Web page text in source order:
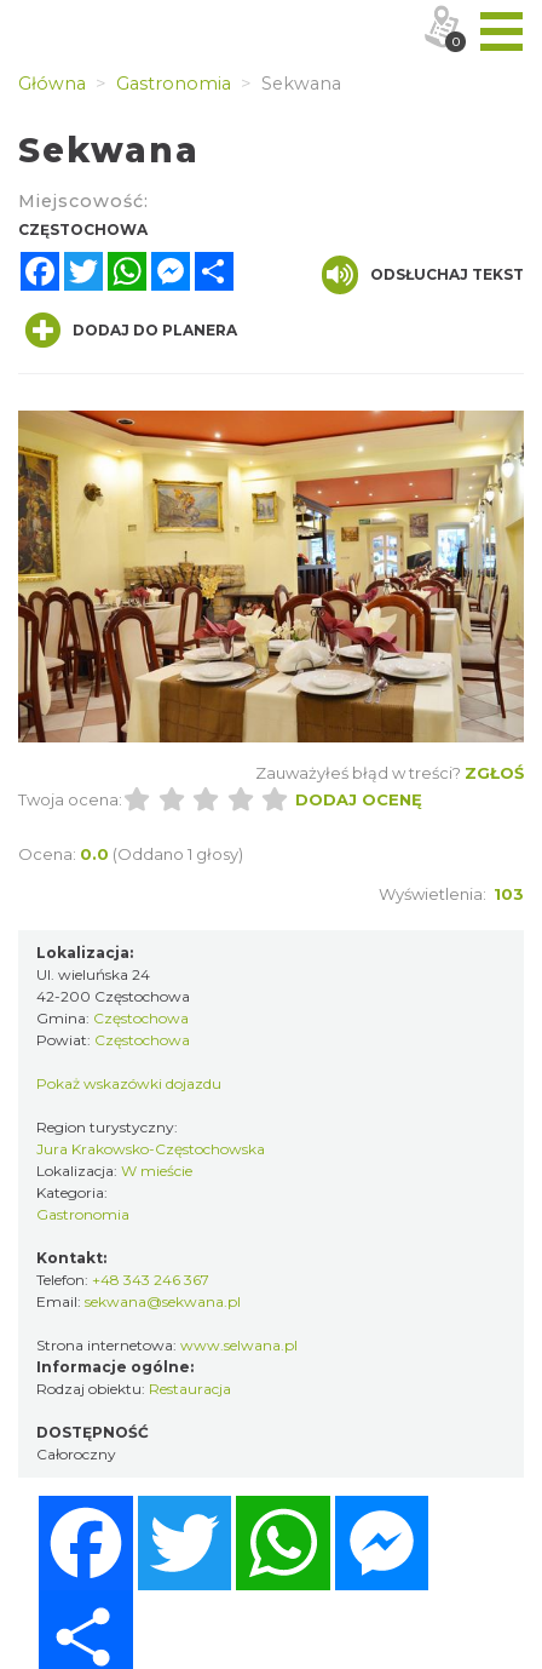
Główna Gastronomia Sekwana
Sekwana
Miejscowość:
CZĘSTOCHOWA
FacebookTwitterWhatsAppMessenger
ODSŁUCHAJ TEKST
DODAJ DO PLANERA
Zauważyłeś błąd w treści? ZGŁOŚ
Twoja ocena:
DODAJ OCENĘ
Ocena: 0.0 (Oddano 1 głosy)
Wyświetlenia: 103
Lokalizacja:
Ul. wieluńska 24
42-200 Częstochowa
Gmina: Częstochowa
Powiat: Częstochowa
Pokaż wskazówki dojazdu
Region turystyczny:
Jura Krakowsko-Częstochowska
Lokalizacja: W mieście
Kategoria:
Gastronomia
Kontakt:
Telefon: +48 343 246 367
Email: sekwana@sekwana.pl
Strona internetowa: www.selwana.pl
Informacje ogólne:
Rodzaj obiektu: Restauracja
DOSTĘPNOŚĆ
Całoroczny
Twitter WhatsApp
0